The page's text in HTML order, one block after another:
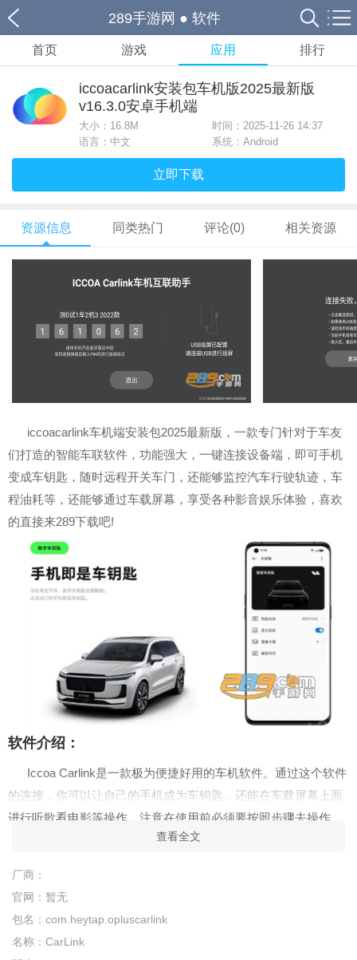
289手游网 ● 软件
首页 游戏 应用 排行
iccoacarlink安装包车机版2025最新版
v16.3.0安卓手机端
大小： 16.8M
时间：2025-11-26 14:37
语言：中文
系统：Android
立即下载
资源信息 同类热门 评论(0) 相关资源
iccoacarlink车机端安装包2025最新版，一款专门针对于车友
们打造的智能车联软件，功能强大，一键连接设备端，即可手机
变成车钥匙，随时远程开关车门，还能够监控汽车行驶轨迹，车
程油耗等，还能够通过车载屏幕，享受各种影音娱乐体验，喜欢
的直接来289下载吧!
软件介绍：
Iccoa Carlink是一款极为便捷好用的车机软件。通过这个软件
的连接，你可以让自己的手机成为车钥匙，还能在车载屏幕上面
进行听歌看电影等操作。注意在使用前必须要按照步骤去操作，
软件优势：
1、借助手机丰富的应用生态，扩充车载应用。
2、系统级性能，保障体验。支持无感互联，熄屏连接，降低
手机功耗，避免手机发热和卡顿。支持服务保活，连接更稳定。
查看全文
厂商：
官网： 暂无
包名： com.heytap.opluscarlink
名称： CarLink